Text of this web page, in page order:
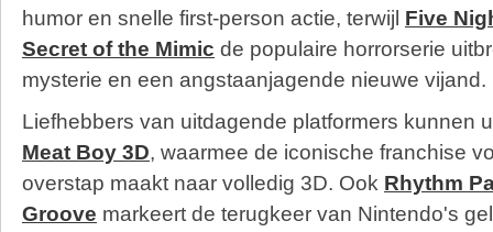
humor en snelle first-person actie, terwijl Five
Secret of the Mimic de populaire horrorserie
mysterie en een angstaanjagende nieuwe vijand.
Liefhebbers van uitdagende platformers kunnen
Meat Boy 3D, waarmee de iconische franchise
overstap maakt naar volledig 3D. Ook Rhythm
Groove markeert de terugkeer van Nintendo's